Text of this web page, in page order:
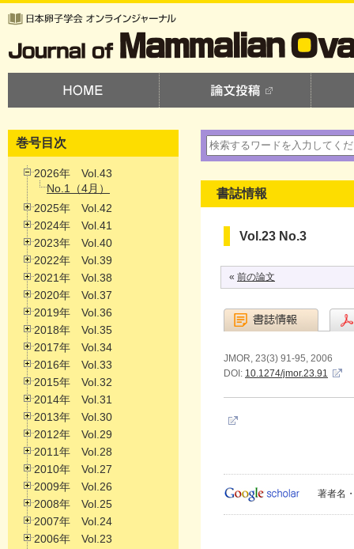
巻号目次
2026年 Vol.43
No.1（4月）
2025年 Vol.42
2024年 Vol.41
2023年 Vol.40
2022年 Vol.39
2021年 Vol.38
2020年 Vol.37
2019年 Vol.36
2018年 Vol.35
2017年 Vol.34
2016年 Vol.33
2015年 Vol.32
2014年 Vol.31
2013年 Vol.30
2012年 Vol.29
2011年 Vol.28
2010年 Vol.27
2009年 Vol.26
2008年 Vol.25
2007年 Vol.24
2006年 Vol.23
書誌情報
Vol.23 No.3
« 前の論文
JMOR, 23(3) 91-95, 2006
DOI: 10.1274/jmor.23.91
著者名